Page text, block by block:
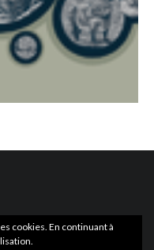
cookies. En continuant à